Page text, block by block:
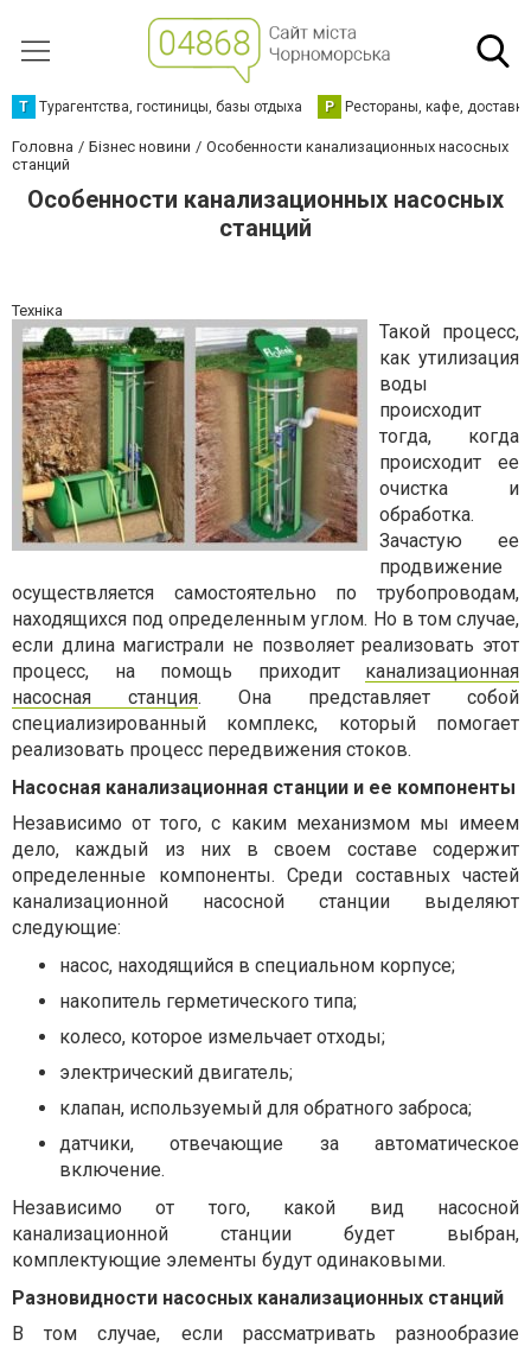
Т Турагентства, гостиницы, базы отдыха Р Рестораны, кафе,
Головна Бізнес новини
Особенности канализационных насосных
станций
Особенности канализационных насосных
станций
Техніка
Такой процесс,
как утилизация
воды
происходит
тогда, когда
происходит ее
очистка и
обработка.
Зачастую ее
продвижение
осуществляется самостоятельно по трубопроводам,
находящихся под определенным углом. Но в том случае,
если длина магистрали не позволяет реализовать этот
процесс, на помощь приходит канализационная
насосная станция. Она представляет собой
специализированный комплекс, который помогает
реализовать процесс передвижения стоков.
Насосная канализационная станции и ее компоненты
Независимо от того, с каким механизмом мы имеем
дело, каждый из них в своем составе содержит
определенные компоненты. Среди составных частей
канализационной насосной станции выделяют
следующие:
насос, находящийся в специальном корпусе;
накопитель герметического типа;
колесо, которое измельчает отходы;
электрический двигатель;
клапан, используемый для обратного заброса;
датчики, отвечающие за автоматическое
включение.
Независимо от того, какой вид насосной
канализационной станции будет выбран,
комплектующие элементы будут одинаковыми.
Разновидности насосных канализационных станций
В том случае, если рассматривать разнообразие